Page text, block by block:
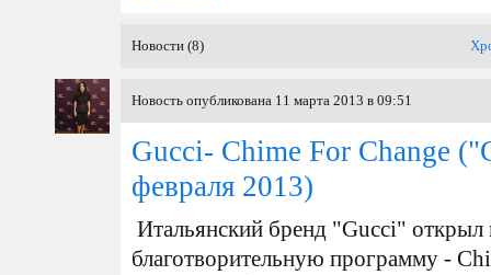
Новости (8)
Новость опубликована 11 марта 2013 в 09:51
Gucci- Chime For Change
февраля 2013)
Итальянский бренд "Gucci"
благотворительную программу -